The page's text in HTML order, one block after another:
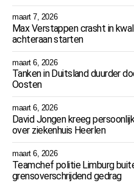
maart 7, 2026
Max Verstappen crasht in
achteraan starten
maart 6, 2026
Tanken in Duitsland duurder
Oosten
maart 6, 2026
David Jongen kreeg
over ziekenhuis Heerlen
maart 6, 2026
Teamchef politie Limburg
grensoverschrijdend gedrag